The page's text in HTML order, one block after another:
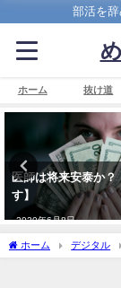
部活を
ホーム 抜け道
医師は将来安泰か？
す】
2020年6月8日
ホーム デジタル